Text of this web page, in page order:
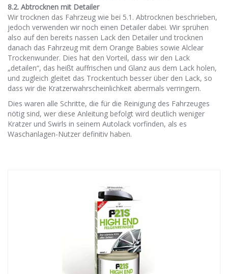
8.2. Abtrocknen mit Detailer
Wir trocknen das Fahrzeug wie bei 5.1. Abtrocknen beschrieben,
jedoch verwenden wir noch einen Detailer dabei. Wir sprühen
also auf den bereits nassen Lack den Detailer und trocknen
danach das Fahrzeug mit dem Orange Babies sowie Alclear
Trockenwunder. Dies hat den Vorteil, dass wir den Lack
„detailen“, das heißt auffrischen und Glanz aus dem Lack holen,
und zugleich gleitet das Trockentuch besser über den Lack, so
dass wir die Kratzerwahrscheinlichkeit abermals verringern.
Dies waren alle Schritte, die für die Reinigung des Fahrzeuges
nötig sind, wer diese Anleitung befolgt wird deutlich weniger
Kratzer und Swirls in seinem Autolack vorfinden, als es
Waschanlagen-Nutzer definitiv haben.